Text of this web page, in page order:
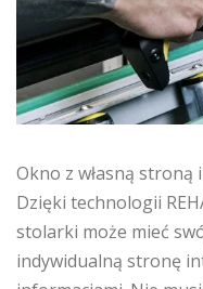
Okno z własną
Dzięki technologii
stolarki może mieć
indywidualną stronę